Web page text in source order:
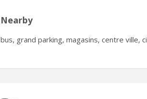
Nearby
bus, grand parking, magasins, centre ville,